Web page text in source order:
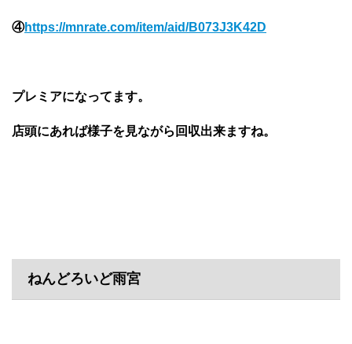
④https://mnrate.com/item/aid/B073J3K42D
プレミアになってます。
店頭にあれば様子を見ながら回収出来ますね。
ねんどろいど雨宮